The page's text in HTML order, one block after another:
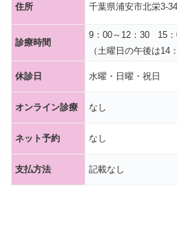
住所 千葉県浦安市北栄3-
診療時間
9：00～12：30 15：
（土曜日の午後は14
休診日 水曜・日曜・祝日
オンライン診療 なし
ネット予約 なし
支払方法 記載なし